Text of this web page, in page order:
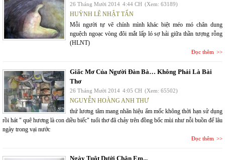
26 Tháng Mười 2014 4:44 CH (Xem: 63189)
HUỲNH LÊ NHẬT TẤN
Mỗi người tự vẽ chính mình khác biệt méo mó chân dung
nguệch ngoạc vòng đôi mắt lấp ló sợ hải giữa thần tượng rỗng
(HLNT)
Đọc thêm
Giấc Mơ Của Người Đàn Bà… Không Phải Là Bài
Thơ
26 Tháng Mười 2014 4:05 CH (Xem: 65502)
NGUYỄN HOÀNG ANH THƯ
thứ lương tâm mang nhãn hiệu ẩm mốc không thời hạn sử dụng
rồi hát " quê hương là con diều biếc" tuổi thơ đã chảy trên đồng bốc mùi như nỗi buồn để lâu
ngày trong vại nước
Đọc thêm
Ngày Tuột Dưới Chân Em...